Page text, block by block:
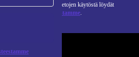
Lisätietoja henkilötietojen käytöstä löydät
tietosuojaselosteestamme.